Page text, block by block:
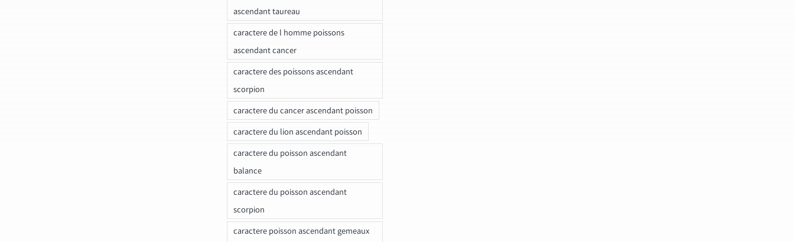
ascendant taureau
caractere de l homme poissons
ascendant cancer
caractere des poissons ascendant
scorpion
caractere du cancer ascendant poisson
caractere du lion ascendant poisson
caractere du poisson ascendant
balance
caractere du poisson ascendant
scorpion
caractere poisson ascendant gemeaux